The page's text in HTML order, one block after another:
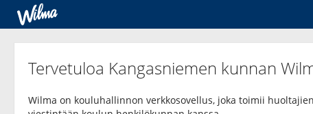
Tervetuloa Kangasniemen kunnan
Wilma on kouluhallinnon verkkosovellus, joka toimii